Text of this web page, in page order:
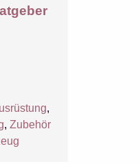
,
, Zubehör